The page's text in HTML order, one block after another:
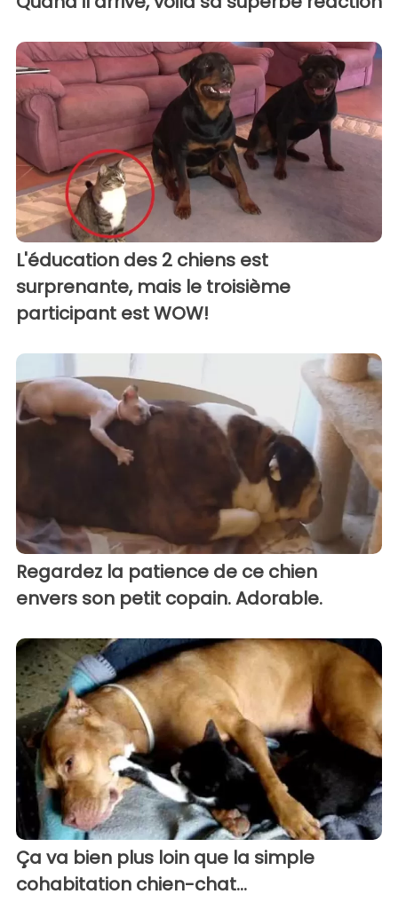
L'éducation des 2 chiens est
surprenante, mais le troisième
participant est WOW!
Regardez la patience de ce chien
envers son petit copain. Adorable.
Ça va bien plus loin que la simple
cohabitation chien-chat...